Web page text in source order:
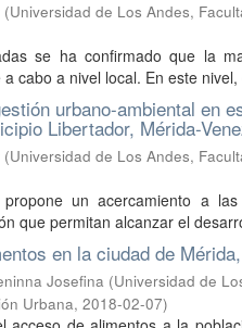
(Universidad de Los Andes,
se ha confirmado que la
cabo a nivel local. En este
urbano-ambiental en
Libertador, Mérida-
(Universidad de Los Andes,
un acercamiento a
que permitan alcanzar el
en la ciudad de
Josefina (Universidad de
Urbana, 2018-02-07)